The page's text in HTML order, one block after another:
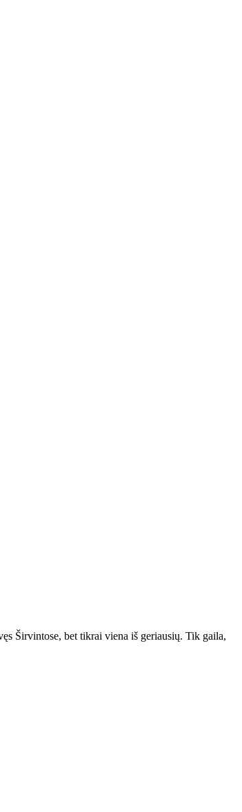
Širvintose, bet tikrai viena iš geriausių. Tik gaila,